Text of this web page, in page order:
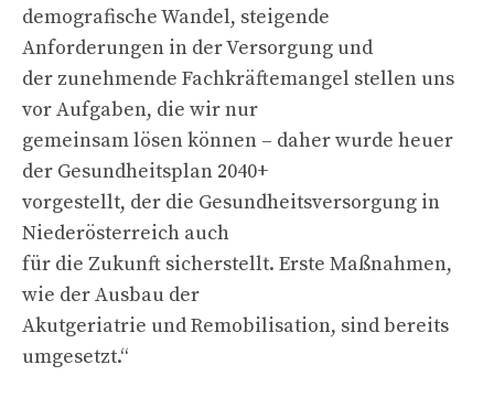
demografische Wandel, steigende
Anforderungen in der Versorgung und
der zunehmende Fachkräftemangel stellen uns
vor Aufgaben, die wir nur
gemeinsam lösen können – daher wurde heuer
der Gesundheitsplan 2040+
vorgestellt, der die Gesundheitsversorgung in
Niederösterreich auch
für die Zukunft sicherstellt. Erste Maßnahmen,
wie der Ausbau der
Akutgeriatrie und Remobilisation, sind bereits
umgesetzt.“